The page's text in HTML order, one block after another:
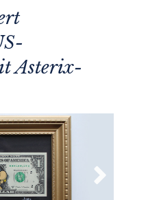
Asterix-